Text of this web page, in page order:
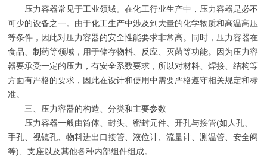
压力容器常见于工业领域。在化工行业生产中，压力容器是必不
可少的设备之一。由于化工生产中涉及到大量的化学物质和高温高压
等条件，因此对压力容器的安全性能要求非常高。同时，压力容器在
食品、制药等领域，用于储存物料、反应、灭菌等功能。因为压力容
器要承受一定的压力，有安全系数要求，所以对材料、焊接、结构等
方面有严格的要求，因此在设计和使用中需要严格遵守相关规定和标
准。
三、压力容器的构造、分类和主要参数
压力容器一般由筒体、封头、密封元件、开孔与接管(如人孔、
手孔、视镜孔、物料进出口接管、液位计、流量计、测温管、安全阀
等)、支座以及其他各种内部组件组成。